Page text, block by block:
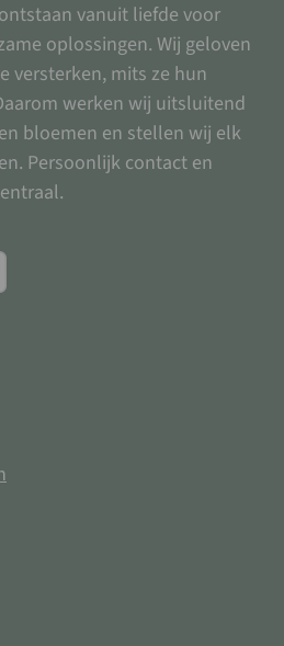
vanuit liefde voor
oplossingen. Wij geloven
versterken, mits ze hun
werken wij uitsluitend
bloemen en stellen wij elk
Persoonlijk contact en